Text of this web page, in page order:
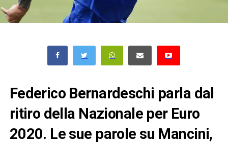
Federico Bernardeschi parla dal
ritiro della Nazionale per Euro
2020. Le sue parole su Mancini,